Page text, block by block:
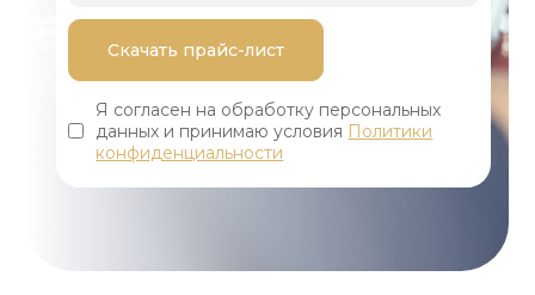
Я согласен на обработку персональных
данных и принимаю условия Политики
конфиденциальности